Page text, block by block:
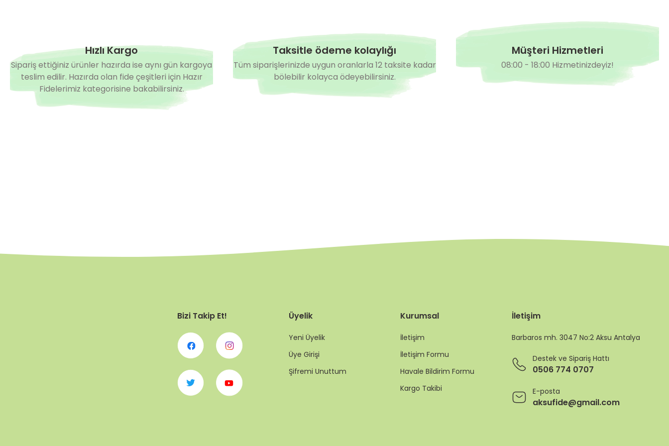
Hazırda Yok
Zhenya F1 Sırık Tane Domates Fidesi
0,00 TL
Volante F1 Sırık Beef Domates Fidesi
0,00 TL
Hızlı Kargo
Sipariş ettiğiniz ürünler hazırda ise aynı gün kargoya
teslim edilir. Hazırda olan fide çeşitleri için Hazır
Fidelerimiz kategorisine bakabilirsiniz.
Taksitle ödeme kolaylığı
Tüm siparişlerinizde uygun oranlarla 12 taksite kadar
bölebilir kolayca ödeyebilirsiniz.
Müşteri Hizmetleri
08:00 - 18:00 Hizmetinizdeyiz!
Bizi Takip Et! Üyelik
Yeni Üyelik
Üye Girişi
Şifremi Unuttum
Kurumsal
İletişim
İletişim Formu
Havale Bildirim Formu
Kargo Takibi
İletişim
Barbaros mh. 3047 No:2 Aksu Antalya
Destek ve Sipariş Hattı
0506 774 0707
E-posta
aksufide@gmail.com